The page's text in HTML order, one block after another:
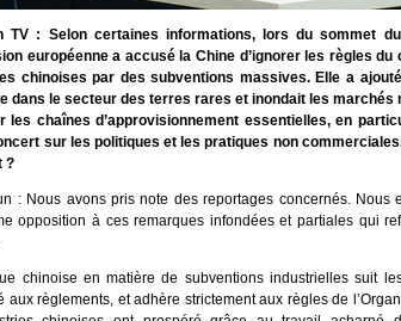
TV : Selon certaines informations, lors du sommet
européenne a accusé la Chine d’ignorer les règles
chinoises par des subventions massives. Elle a
dans le secteur des terres rares et inondait les marchés
les chaînes d’approvisionnement essentielles, en
sur les politiques et les pratiques non
?
: Nous avons pris note des reportages concernés. Nous
opposition à ces remarques infondées et partiales qui
chinoise en matière de subventions industrielles suit
aux règlements, et adhère strictement aux règles de